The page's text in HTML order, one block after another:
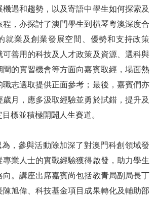
遇和趨勢，以及寄語中學生如何探索及
，亦探討了澳門學生到橫琴粵澳深度合
就業及創業發展空間、優勢和支持政策
善用的科技及人才政策及資源、選科與
的實習機會等方面向嘉賓取經，場面熱
志選取提供正面參考；最後，嘉賓們亦
月，應多汲取經驗並勇於試錯，提升及
標並積極開闢人生賽道。
，參與活動除加深了對澳門科創領域發
業人士的實戰經驗獲得啟發，助力學生
。講座出席嘉賓尚包括教青局副局長丁
旭偉、科技基金項目成果轉化及輔助部